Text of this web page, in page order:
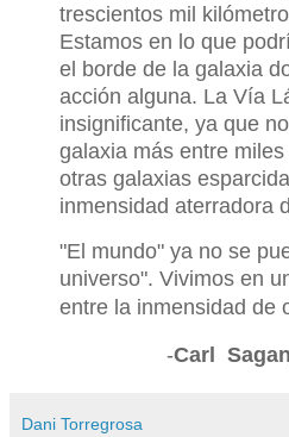
trescientos mil
Estamos en lo que
el borde de la galaxia
acción alguna. La Vía
insignificante, ya que
galaxia más entre
otras galaxias
inmensidad aterradora
"El mundo" ya no se
universo". Vivimos en
entre la inmensidad de
-Carl Sagan
Dani Torregrosa